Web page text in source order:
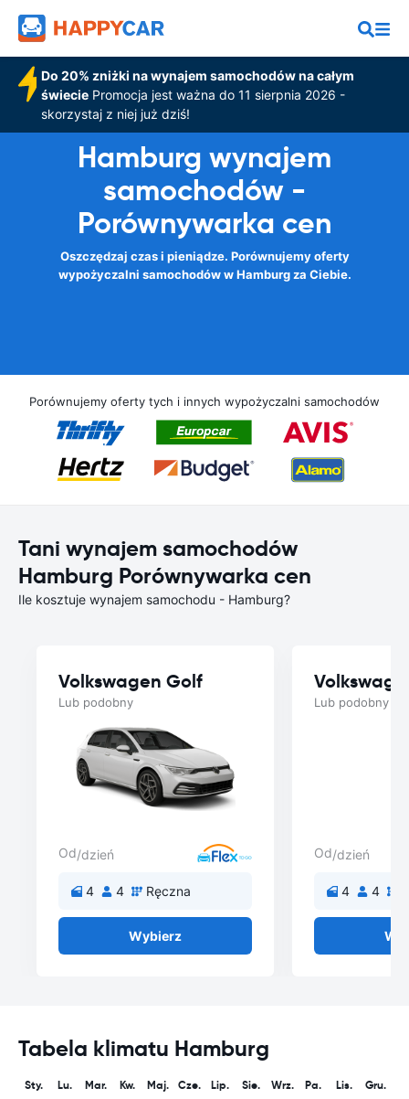
Do 20% zniżki na wynajem samochodów na całym
świeciePromocja jest ważna do 11 sierpnia 2026 -
skorzystaj z niej już dziś!
Hamburg wynajem
samochodów -
Porównywarka cen
Oszczędzaj czas i pieniądze. Porównujemy oferty
wypożyczalni samochodów w Hamburg za Ciebie.
Porównujemy oferty tych i innych wypożyczalni samochodów
Tani wynajem samochodów
Hamburg Porównywarka cen
Ile kosztuje wynajem samochodu - Hamburg?
Volkswagen Golf
Lub podobny
Od/dzień
4 4 Ręczna
Wybierz
Lub podobny
Od/dzień
4 4
Tabela klimatu Hamburg
Sty. Lu. Mar. Kw. Maj. Cze. Lip. Sie. Wrz. Pa. Lis. Gru.